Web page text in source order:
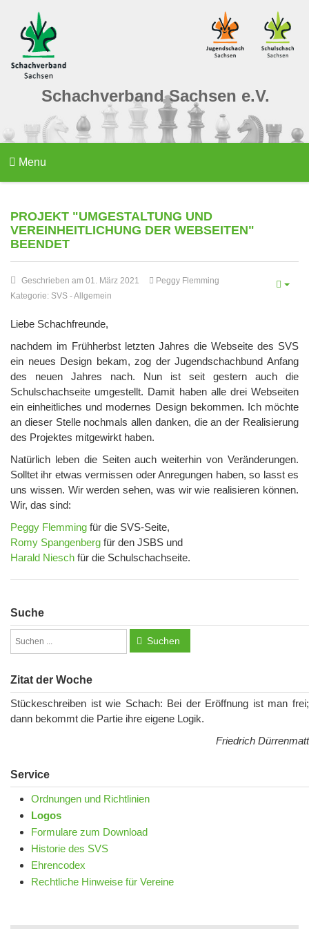
Schachverband Sachsen e.V.
Menu
PROJEKT "UMGESTALTUNG UND
VEREINHEITLICHUNG DER WEBSEITEN"
BEENDET
Geschrieben am 01. März 2021
Peggy Flemming
Kategorie: SVS -Allgemein
Liebe Schachfreunde,
nachdem im Frühherbst letzten Jahres die Webseite des SVS
ein neues Design bekam, zog der Jugendschachbund Anfang
des neuen Jahres nach. Nun ist seit gestern auch die
Schulschachseite umgestellt. Damit haben alle drei Webseiten
ein einheitliches und modernes Design bekommen. Ich möchte
an dieser Stelle nochmals allen danken, die an der Realisierung
des Projektes mitgewirkt haben.
Natürlich leben die Seiten auch weiterhin von Veränderungen.
Solltet ihr etwas vermissen oder Anregungen haben, so lasst es
uns wissen. Wir werden sehen, was wir wie realisieren können.
Wir, das sind:
Peggy Flemming für die SVS-Seite,
Romy Spangenberg für den JSBS und
Harald Niesch für die Schulschachseite.
Suche
Suchen
Zitat der Woche
Stückeschreiben ist wie Schach: Bei der Eröffnung ist man frei;
dann bekommt die Partie ihre eigene Logik.
Friedrich Dürrenmatt
Service
Ordnungen und Richtlinien
Logos
Formulare zum Download
Historie des SVS
Ehrencodex
Rechtliche Hinweise für Vereine